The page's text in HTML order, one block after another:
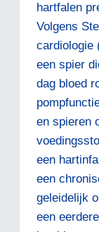
hartfalen
Volgens
cardiologie
een spier
dag bloed
en spieren
een
een
geleidelijk
een